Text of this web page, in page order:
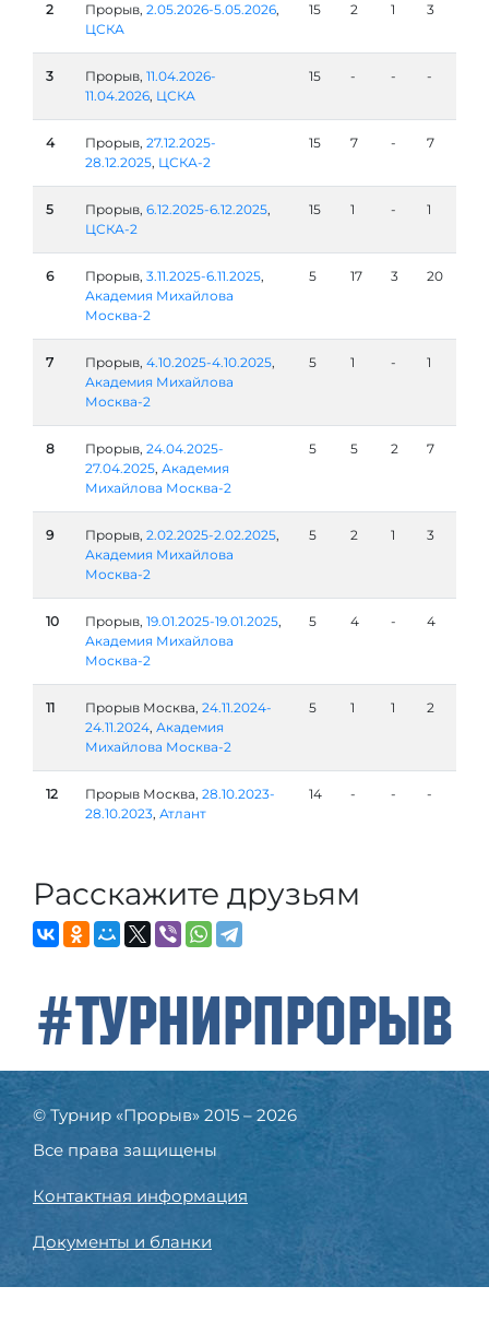
2 Прорыв, 2.05.2026-5.05.2026,
ЦСКА
15 2 1 3
3 Прорыв, 11.04.2026-
11.04.2026, ЦСКА
15 - - -
4 Прорыв, 27.12.2025-
28.12.2025, ЦСКА-2
15 7 - 7
5 Прорыв, 6.12.2025-6.12.2025,
ЦСКА-2
15 1 - 1
6 Прорыв, 3.11.2025-6.11.2025,
Академия Михайлова
Москва-2
5 17 3 20
7 Прорыв, 4.10.2025-4.10.2025,
Академия Михайлова
Москва-2
5 1 - 1
8 Прорыв, 24.04.2025-
27.04.2025, Академия
Михайлова Москва-2
5 5 2 7
9 Прорыв, 2.02.2025-2.02.2025,
Академия Михайлова
Москва-2
5 2 1 3
10 Прорыв, 19.01.2025-19.01.2025,
Академия Михайлова
Москва-2
5 4 - 4
11 Прорыв Москва, 24.11.2024-
24.11.2024, Академия
Михайлова Москва-2
5 1 1 2
12 Прорыв Москва, 28.10.2023-
28.10.2023, Атлант
14 - - -
Расскажите друзьям
#ТурнирПрорыв
© Турнир «Прорыв» 2015 – 2026
Все права защищены
Контактная информация
Документы и бланки